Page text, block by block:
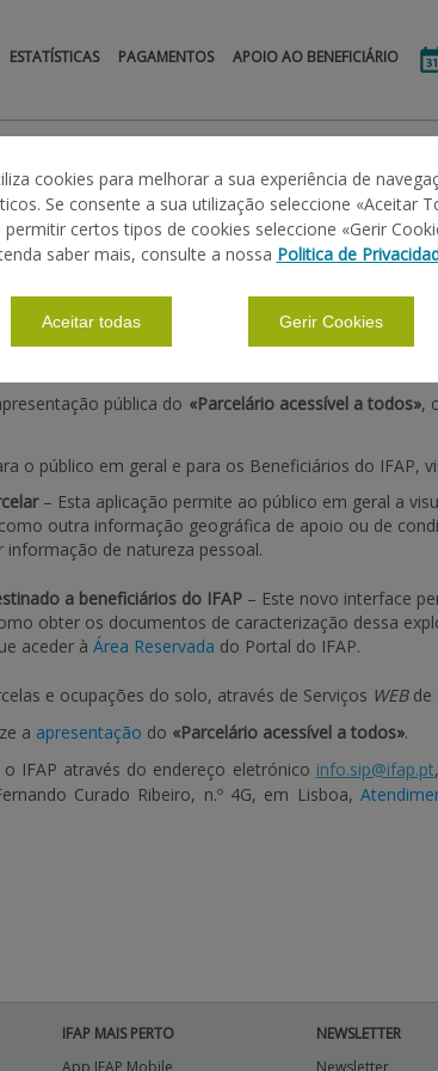
ESTATÍSTICAS PAGAMENTOS APOIO AO BENEFICIÁRIO
pública do «Parcelário acessível a todos»,
o público em geral e para os Beneficiários do IFAP,
– Esta aplicação permite ao público em geral a
outra informação geográfica de apoio ou de
informação de natureza pessoal.
a beneficiários do IFAP – Este novo interface
obter os documentos de caracterização dessa
aceder à Área Reservada do Portal do IFAP.
e ocupações do solo, através de Serviços WEBde
a apresentação do «Parcelário acessível a todos».
IFAP através do endereço eletrónico info.sip@ifap.pt
Curado Ribeiro, n.º 4G, em Lisboa,
IFAP MAIS PERTO
App IFAP Mobile
NEWSLETTER
Newsletter
cookies para melhorar a sua experiência de
Se consente a sua utilização seleccione «Aceitar
permitir certos tipos de cookies seleccione «Gerir
saber mais, consulte a nossa Politica de
Aceitar todas Gerir Cookies